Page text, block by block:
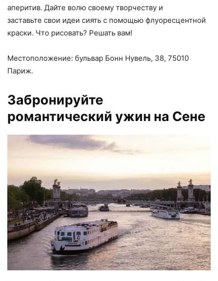
аперитив. Дайте волю своему творчеству и
заставьте свои идеи сиять с помощью флуоресцентной
краски. Что рисовать? Решать вам!
Местоположение: бульвар Бонн Нувель, 38, 75010
Париж.
Забронируйте
романтический ужин на Сене